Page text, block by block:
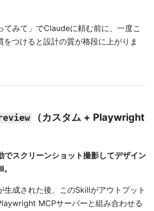
てみて」でClaudeに頼む前に、一度こ
つけると設計の質が格段に上がりま
（カスタム + Playwright
でスクリーンショット撮影してデザイン
生成された後、このSkillがアウトプット
MCPサーバーと組み合わせる